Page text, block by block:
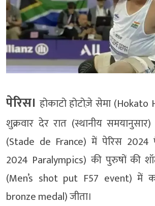
पेरिस। होकाटो होटोज़े सेमा
शुक्रवार देर रात (स्थानीय
(Stade de France) में पेरिस 2024
2024 Paralympics) की पुरुषों की
(Men’s shot put F57 event) में
bronze medal) जीता।